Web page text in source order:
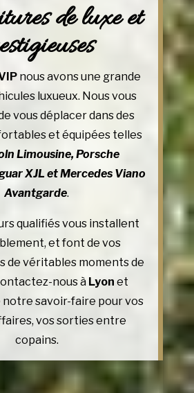
de luxe et
nous avons une grande
luxueux. Nous vous
vous déplacer dans des
et équipées telles
Limousine, Porsche
XJL et Mercedes Viano
Avantgarde.
qualifiés vous installent
et font de vos
de véritables moments de
nous à Lyon et
notre savoir-faire pour vos
vos sorties entre
copains.